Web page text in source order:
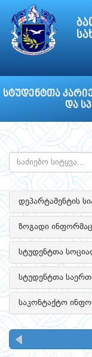
სტუდენტთა
და
დეპარტამენტის
ზოგადი
სტუდენტთა
სტუდენტთა
საკონტაქტო